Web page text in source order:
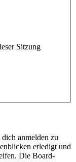
Sitzung
anmelden zu
erledigt und
Die Board-